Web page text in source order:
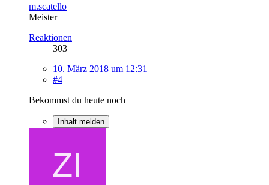
m.scatello
Meister
Reaktionen
303
10. März 2018 um 12:31
#4
Bekommst du heute noch
Inhalt melden